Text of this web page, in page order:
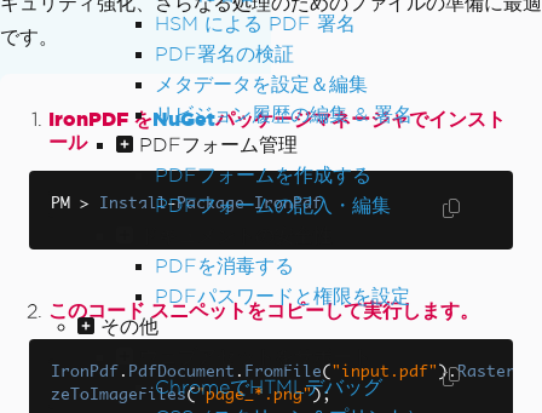
HSM による PDF 署名
PDF署名の検証
メタデータを設定＆編集
リビジョン履歴の編集 & 署名
PDFフォーム管理
PDFフォームを作成する
PDFフォームの記入・編集
PDFを消毒する
PDFパスワードと権限を設定
その他
ChromeでHTMLデバッグ
です。
IronPDF をNuGetパッケージマネージャでインスト
ール
PM > Install-Package IronPdf
このコード スニペットをコピーして実行します。
IronPdf . PdfDocument . FromFile( "input.pdf" ).Rasteri
zeToImageFiles("page_*.png");